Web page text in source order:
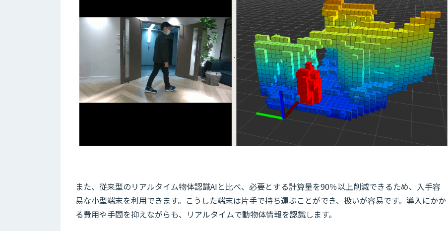
また、従来型のリアルタイム物体認識AIと比べ、必要とする計算量を90％以上削減できるため、入手容
易な小型端末を利用できます。こうした端末は片手で持ち運ぶことができ、扱いが容易です。導入にかか
る費用や手間を抑えながらも、リアルタイムで動物体情報を認識します。